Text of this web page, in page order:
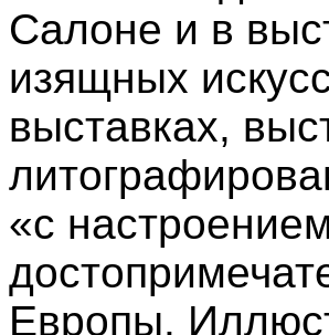
Салоне и в
изящных
выставках,
«с
Европы.